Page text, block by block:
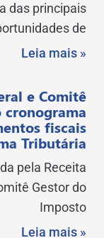
das principais
de
Leia mais »
e Comitê
cronograma
fiscais
Tributária
pela Receita
Gestor do
Imposto
Leia mais »